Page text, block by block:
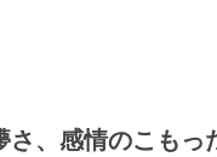
、感情のこもっ